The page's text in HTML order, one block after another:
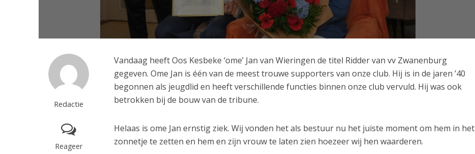
Redactie
Reageer
Vandaag heeft Oos Kesbeke ‘ome’ Jan van Wieringen de titel Ridder van vv Zwanenburg
gegeven. Ome Jan is één van de meest trouwe supporters van onze club. Hij is in de jaren ’40
begonnen als jeugdlid en heeft verschillende functies binnen onze club vervuld. Hij was ook
betrokken bij de bouw van de tribune.
Helaas is ome Jan ernstig ziek. Wij vonden het als bestuur nu het juiste moment om hem in het
zonnetje te zetten en hem en zijn vrouw te laten zien hoezeer wij hen waarderen.